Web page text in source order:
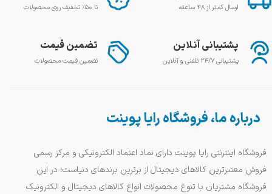
درباره ما، فروشگاه رایا پوینت
فروشگاه اینترنتی رایا پوینت دارای نماد اعتماد الکترونیکی و مرکز رسمی
فروش معتبرترین کالاهای دیجیتال از برترین برندهای دنیاست؛ در این
فروشگاه مشتریان با تنوع محصولات انواع کالاهای دیجیتال و الکترونیک
ارسال کمتر از ۴۸ ساعته تا ۵۰٪ تخفیف روی محصولات
پشتیبانی آنلاین
پشتیبانی ۲۴/۷ تلفنی و آنلاین
تضمین قیمت
تضمین قیمت محصولات